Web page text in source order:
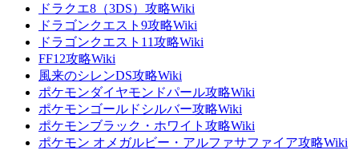
ドラクエ8（3DS）攻略Wiki
ドラゴンクエスト9攻略Wiki
ドラゴンクエスト11攻略Wiki
FF12攻略Wiki
風来のシレンDS攻略Wiki
ポケモンダイヤモンドパール攻略Wiki
ポケモンゴールドシルバー攻略Wiki
ポケモンブラック・ホワイト攻略Wiki
ポケモン オメガルビー・アルファサファイア攻略Wiki